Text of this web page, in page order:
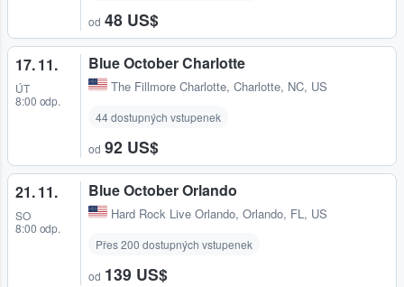
od 48 US$
17. 11.
ÚT
8:00 odp.
Blue October Charlotte
The Fillmore Charlotte, Charlotte, NC, US
44 dostupných vstupenek
od 92 US$
21. 11.
SO
8:00 odp.
Blue October Orlando
Hard Rock Live Orlando, Orlando, FL, US
Přes 200 dostupných vstupenek
od 139 US$